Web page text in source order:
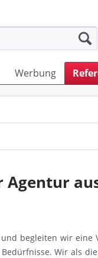
Werbung
Agentur
begleiten wir eine
Wir als